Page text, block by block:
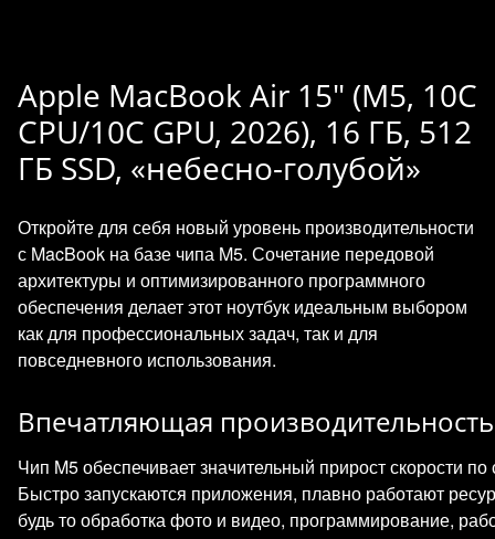
Apple MacBook Air 15" (M5, 10C
CPU/10C GPU, 2026), 16 ГБ, 512
ГБ SSD, «небесно-голубой»
Откройте для себя новый уровень производительности
с MacBook на базе чипа M5. Сочетание передовой
архитектуры и оптимизированного программного
обеспечения делает этот ноутбук идеальным выбором
как для профессиональных задач, так и для
повседневного использования.
Впечатляющая производительность
Чип M5 обеспечивает значительный прирост скорости
Быстро запускаются приложения, плавно работают
будь то обработка фото и видео, программирование,